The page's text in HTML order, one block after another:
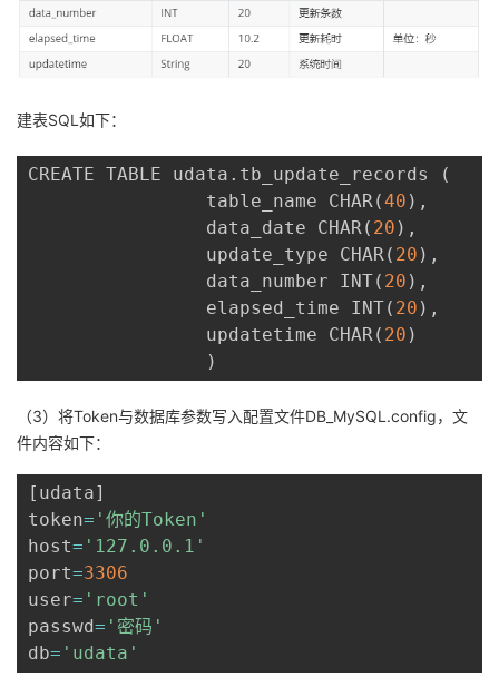
建表SQL如下：
CREATE TABLE udata . tb_update_records
(
                table_name CHAR
(40 ) ,
                data_date CHAR
( 20 ) ,
                update_type CHAR
( 20 ) ,
                data_number INT
( 20 ) ,
                elapsed_time INT
( 20 ) ,
                updatetime CHAR
( 20 )
)
（3）将Token与数据库参数写入配置文件DB_MySQL.config，文
件内容如下：
[ udata]
token= '你的Token'
host= '127.0.0.1'
port=3306
user= 'root'
passwd= '密码'
db= 'udata'